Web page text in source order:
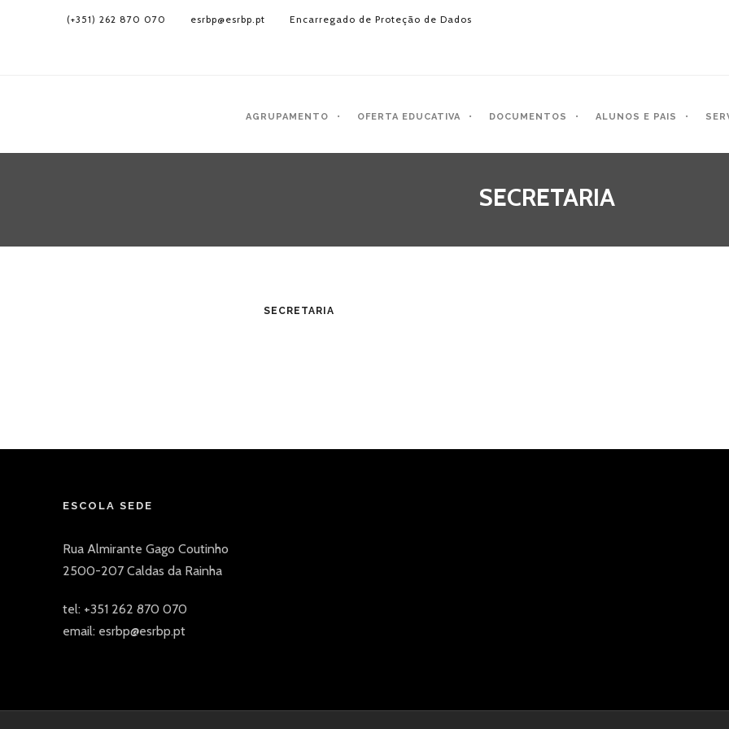
(+351) 262 870 070 esrbp@esrbp.pt Encarregado de Proteção de Dados
AGRUPAMENTO OFERTA EDUCATIVA DOCUMENTOS ALUNOS E PAIS
SECRETARIA
SECRETARIA
ESCOLA SEDE
Rua Almirante Gago Coutinho
2500-207 Caldas da Rainha
tel: +351 262 870 070
email: esrbp@esrbp.pt